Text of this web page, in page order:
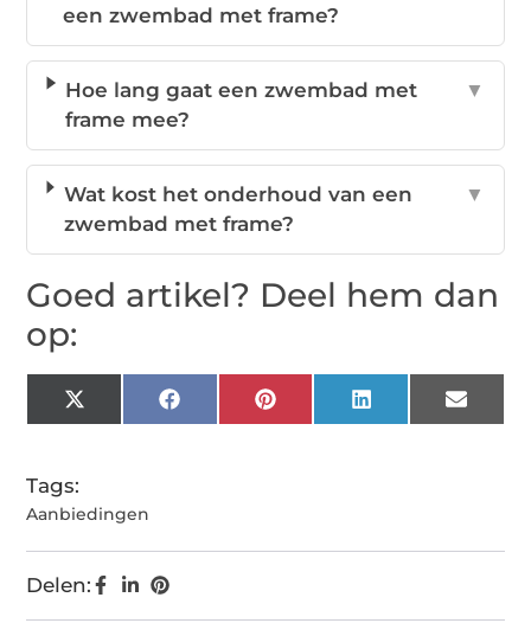
een zwembad met frame?
Hoe lang gaat een zwembad met
frame mee?
▼
Wat kost het onderhoud van een
zwembad met frame?
▼
Goed artikel? Deel hem dan
op:
X
(Twitter)
FacebookPinterestLinkedIn Email
Tags:
Aanbiedingen
Delen: